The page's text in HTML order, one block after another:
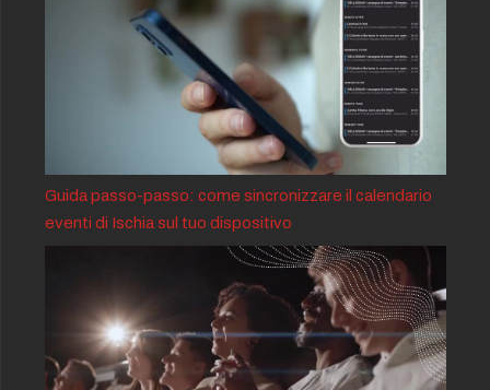
Guida passo-passo: come sincronizzare il calendario
eventi di Ischia sul tuo dispositivo